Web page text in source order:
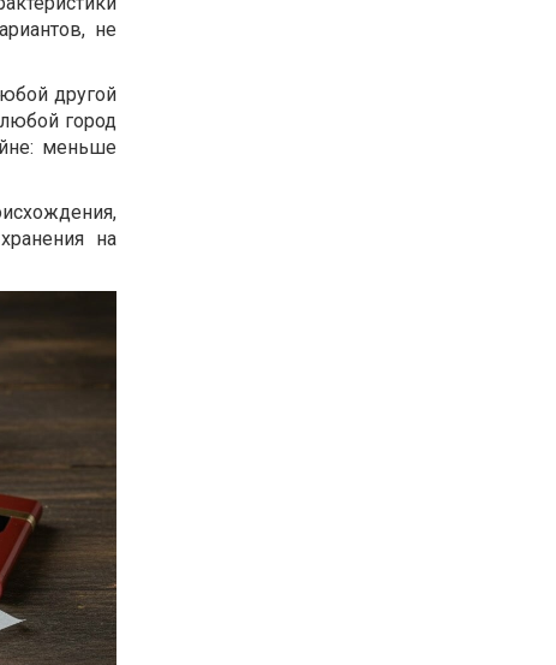
не
другой
город
меньше
на